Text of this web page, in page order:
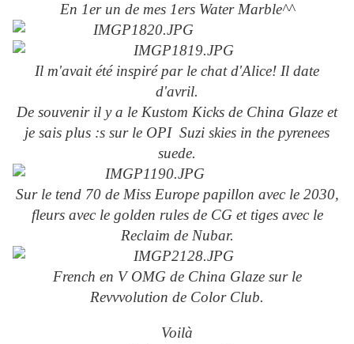
En 1er un de mes 1ers Water Marble^^
Il m'avait été inspiré par le chat d'Alice! Il date
d'avril.
De souvenir il y a le Kustom Kicks de China Glaze et
je sais plus :s sur le OPI Suzi skies in the pyrenees
suede.
Sur le tend 70 de Miss Europe papillon avec le 2030,
fleurs avec le golden rules de CG et tiges avec le
Reclaim de Nubar.
French en V OMG de China Glaze sur le
Revvvolution de Color Club.
Voilà